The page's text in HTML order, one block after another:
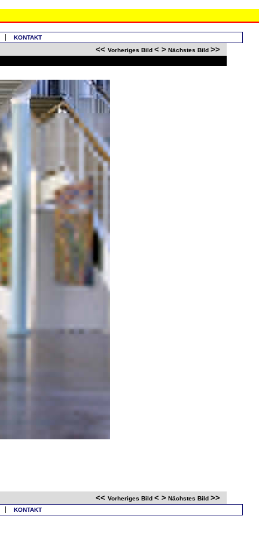
KONTAKT
<< Vorheriges Bild < > Nächstes Bild >>
<< Vorheriges Bild < > Nächstes Bild >>
KONTAKT